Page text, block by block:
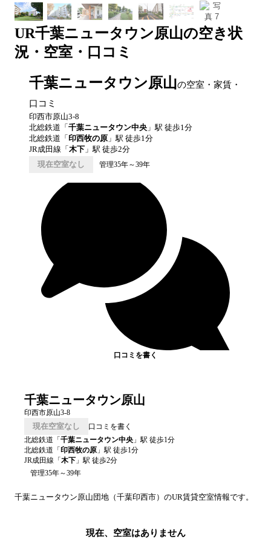
UR千葉ニュータウン原山の空き状
況・空室・口コミ
千葉ニュータウン原山の空室・家賃・
口コミ
印西市原山3-8
北総鉄道 「 千葉ニュータウン中央 」駅 徒歩1分
北総鉄道 「 印西牧の原 」駅 徒歩1分
JR成田線 「 木下 」駅 徒歩2分
現在空室なし
管理35年～39年
口コミを書く
千葉ニュータウン原山
印西市原山3-8
現在空室なし
口コミを書く
北総鉄道 「 千葉ニュータウン中央 」駅 徒歩1分
北総鉄道 「 印西牧の原 」駅 徒歩1分
JR成田線 「 木下 」駅 徒歩2分
管理35年～39年
千葉ニュータウン原山 団地（千葉印西市）のUR賃貸空室情報です。
現在、空室はありません